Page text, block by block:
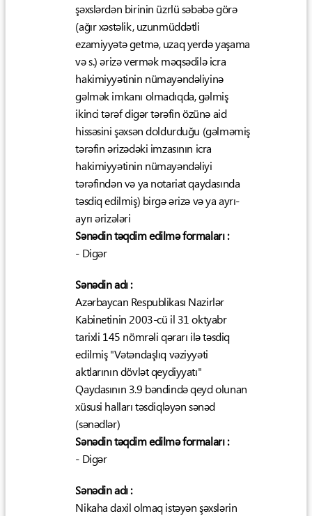
şəxslərdən birinin üzrlü səbəbə görə
(ağır xəstəlik, uzunmüddətli
ezamiyyətə getmə, uzaq yerdə yaşama
və s.) ərizə vermək məqsədilə icra
hakimiyyətinin nümayəndəliyinə
gəlmək imkanı olmadıqda, gəlmiş
ikinci tərəf digər tərəfin özünə aid
hissəsini şəxsən doldurduğu (gəlməmiş
tərəfin ərizədəki imzasının icra
hakimiyyətinin nümayəndəliyi
tərəfindən və ya notariat qaydasında
təsdiq edilmiş) birgə ərizə və ya ayrı-
ayrı ərizələri
Sənədin təqdim edilmə formaları :
- Digər
Sənədin adı :
Azərbaycan Respublikası Nazirlər
Kabinetinin 2003-cü il 31 oktyabr
tarixli 145 nömrəli qərarı ilə təsdiq
edilmiş "Vətəndaşlıq vəziyyəti
aktlarının dövlət qeydiyyatı"
Qaydasının 3.9 bəndində qeyd olunan
xüsusi halları təsdiqləyən sənəd
(sənədlər)
Sənədin təqdim edilmə formaları :
- Digər
Sənədin adı :
Nikaha daxil olmaq istəyən şəxslərin